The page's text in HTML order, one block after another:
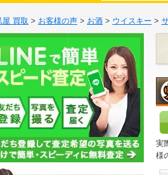
屋 買取 > お客様の声 > お酒 > ウイスキー >
実
様